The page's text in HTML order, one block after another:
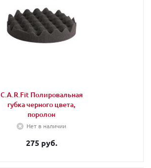
C.A.R.Fit Полировальная
губка черного цвета,
поролон
Нет в наличии
275 руб.